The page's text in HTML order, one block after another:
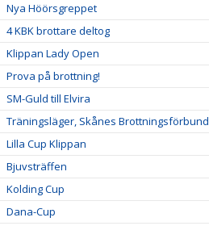
Nya Höörsgreppet
4 KBK brottare deltog
Klippan Lady Open
Prova på brottning!
SM-Guld till Elvira
Träningsläger, Skånes Brottningsförbund
Lilla Cup Klippan
Bjuvsträffen
Kolding Cup
Dana-Cup